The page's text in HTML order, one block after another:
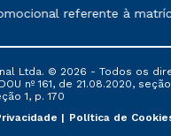
de rematrícula
referente à
Ltda. © 2026 - Todos os
nº 161, de 21.08.2020,
1, p. 170
Política de